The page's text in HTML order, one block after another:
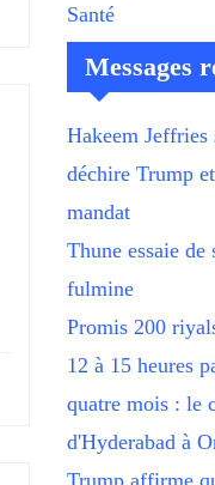
Santé
Messages
Hakeem Jeffries
déchire Trump
mandat
Thune essaie
fulmine
Promis 200
12 à 15 heures
quatre mois : le
d'Hyderabad à
Trump affirme